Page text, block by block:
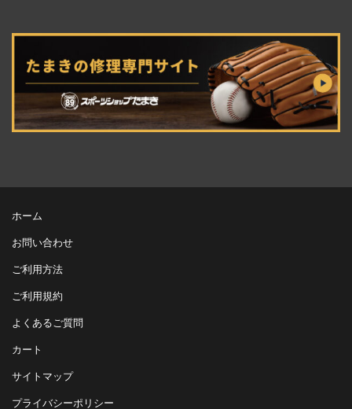
ホーム
お問い合わせ
ご利用方法
ご利用規約
よくあるご質問
カート
サイトマップ
プライバシーポリシー